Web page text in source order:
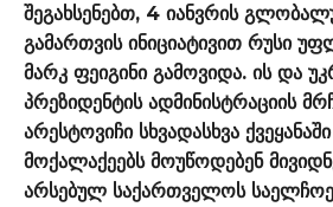
შეგახსენებთ, 4 იანვრის
გამართვის ინიციატივით რუსი
მარკ ფეიგინი გამოვიდა. ის და
პრეზიდენტის ადმინისტრაციის
არესტოვიჩი სხვადასხვა
მოქალაქეებს მოუწოდებენ
არსებულ საქართველოს